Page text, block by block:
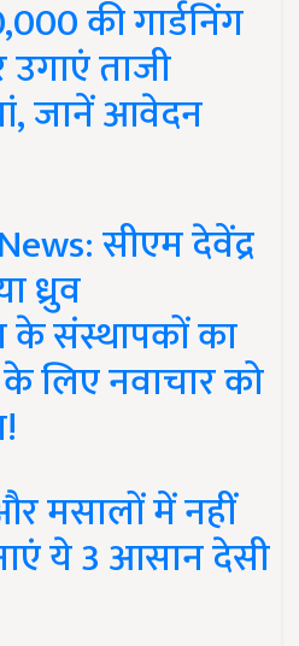
की गार्डनिंग
ताजी
जानें आवेदन
सीएम देवेंद्र
ध्रुव
के संस्थापकों का
लिए नवाचार को
मसालों में नहीं
ये 3 आसान देसी